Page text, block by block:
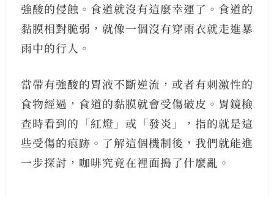
強酸的侵蝕。食道就沒有這麼幸運了。食道的
黏膜相對脆弱，就像一個沒有穿雨衣就走進暴
雨中的行人。
當帶有強酸的胃液不斷逆流，或者有刺激性的
食物經過，食道的黏膜就會受傷破皮。胃鏡檢
查時看到的「紅燈」或「發炎」，指的就是這
些受傷的痕跡。了解這個機制後，我們就能進
一步探討，咖啡究竟在裡面搗了什麼亂。